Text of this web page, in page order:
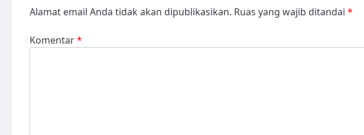
Alamat email Anda tidak akan dipublikasikan. Ruas yang wajib ditandai *
Komentar*